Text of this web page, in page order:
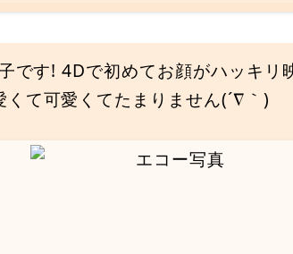
です! 4Dで初めてお顔がハッキリ
て可愛くてたまりません(´∇｀)